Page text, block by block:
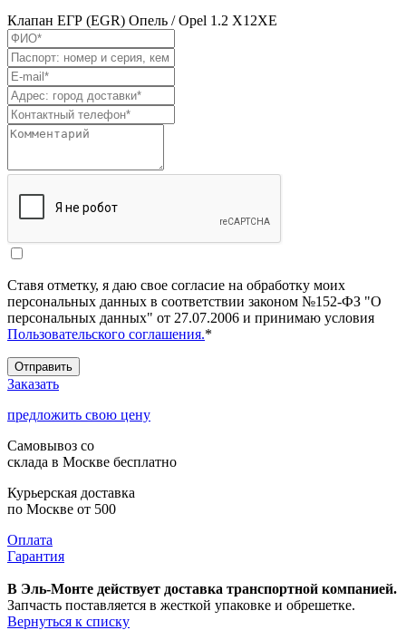
Клапан ЕГР (EGR) Опель / Opel 1.2 X12XE
Ставя отметку, я даю свое согласие на обработку моих
персональных данных в соответствии законом №152-ФЗ "О
персональных данных" от 27.07.2006 и принимаю условия
Пользовательского соглашения.*
Отправить
Заказать
предложить свою цену
Самовывоз со
склада в Москве бесплатно
Курьерская доставка
по Москве от 500
Оплата
Гарантия
В Эль-Монте действует доставка транспортной компанией.
Запчасть поставляется в жесткой упаковке и обрешетке.
Вернуться к списку